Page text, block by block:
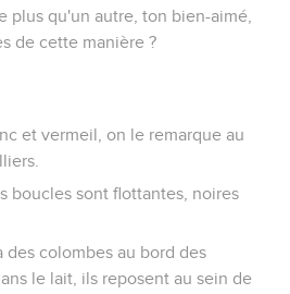
plus qu'un autre, ton bien-aimé,
de cette manière ?
et vermeil, on le remarque au
boucles sont flottantes, noires
des colombes au bord des
le lait, ils reposent au sein de